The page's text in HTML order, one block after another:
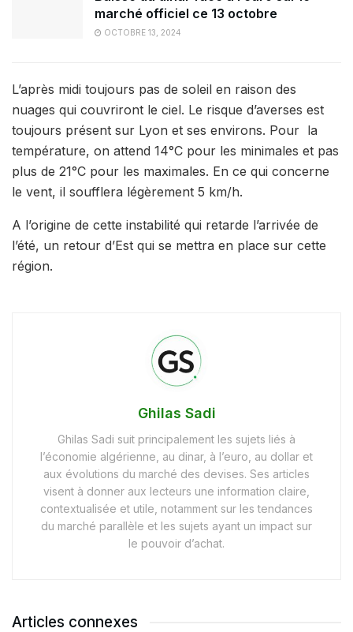
marché officiel ce 13 octobre
OCTOBRE 13, 2024
L’après midi toujours pas de soleil en raison des
nuages qui couvriront le ciel. Le risque d’averses est
toujours présent sur Lyon et ses environs. Pour la
température, on attend 14°C pour les minimales et pas
plus de 21°C pour les maximales. En ce qui concerne
le vent, il soufflera légèrement 5 km/h.
A l’origine de cette instabilité qui retarde l’arrivée de
l’été, un retour d’Est qui se mettra en place sur cette
région.
Ghilas Sadi
Ghilas Sadi suit principalement les sujets liés à
l’économie algérienne, au dinar, à l’euro, au dollar et
aux évolutions du marché des devises. Ses articles
visent à donner aux lecteurs une information claire,
contextualisée et utile, notamment sur les tendances
du marché parallèle et les sujets ayant un impact sur
le pouvoir d’achat.
Articles connexes